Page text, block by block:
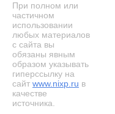
При полном или
частичном
использовании
любых материалов
с сайта вы
обязаны явным
образом указывать
гиперссылку на
сайт www.nixp.ru в
качестве
источника.